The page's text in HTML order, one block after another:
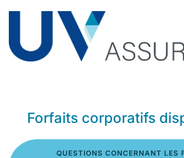
Forfaits corporatifs
QUESTIONS CONCERNANT LES